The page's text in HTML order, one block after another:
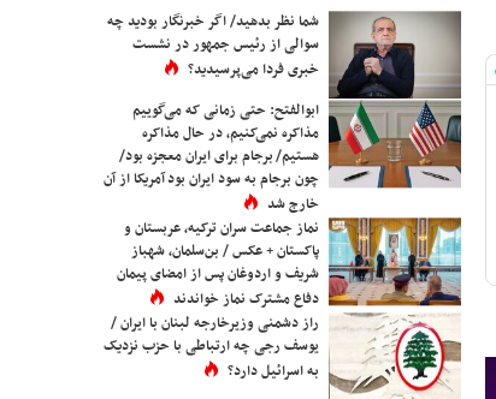
شما نظر بدهید/ اگر خبرنگار بودید چه
سوالی از رئیس جمهور در نشست
خبری فردا می‌پرسیدید؟
ابوالفتح: حتی زمانی که می‌گوییم
مذاکره نمی‌کنیم، در حال مذاکره
هستیم/ برجام برای ایران معجزه بود/
چون برجام به سود ایران بود آمریکا از آن
خارج شد
نماز جماعت سران ترکیه، عربستان و
پاکستان + عکس / بن‌سلمان، شهباز
شریف و اردوغان پس از امضای پیمان
دفاع مشترک نماز خواندند
راز دشمنی وزیرخارجه لبنان با ایران /
یوسف رجی چه ارتباطی با حزب نزدیک
به اسرائیل دارد؟